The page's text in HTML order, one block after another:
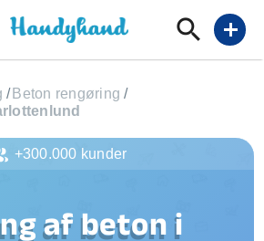
add
/ Beton rengøring /
af beton i
+300.000 kunder